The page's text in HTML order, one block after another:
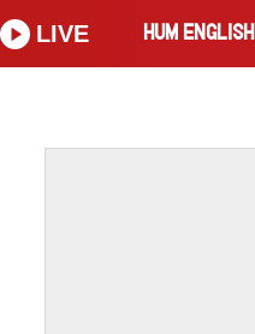
HUM ENGLISH
LIVE